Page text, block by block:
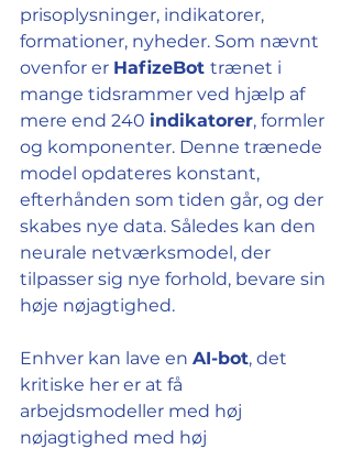
prisoplysninger, indikatorer,
formationer, nyheder. Som nævnt
ovenfor er HafizeBot trænet i
mange tidsrammer ved hjælp af
mere end 240 indikatorer, formler
og komponenter. Denne trænede
model opdateres konstant,
efterhånden som tiden går, og der
skabes nye data. Således kan den
neurale netværksmodel, der
tilpasser sig nye forhold, bevare sin
høje nøjagtighed.
Enhver kan lave en AI-bot, det
kritiske her er at få
arbejdsmodeller med høj
nøjagtighed med høj